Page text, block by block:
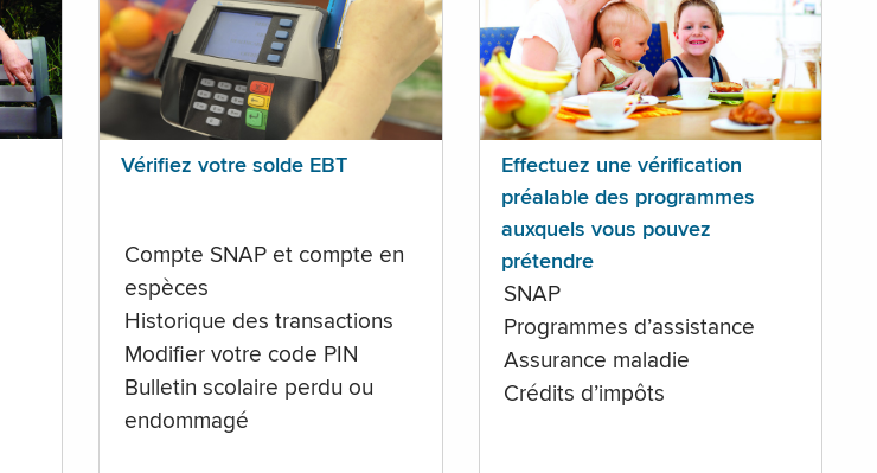
Vérifiez votre solde EBT
Compte SNAP et compte en
espèces
Historique des transactions
Modifier votre code PIN
Bulletin scolaire perdu ou
endommagé
Effectuez une vérification
préalable des programmes
auxquels vous pouvez
prétendre
SNAP
Programmes d’assistance
Assurance maladie
Crédits d’impôts